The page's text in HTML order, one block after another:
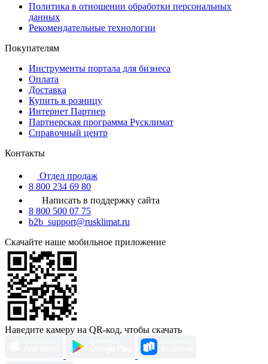
Политика в отношении обработки персональных
данных
Рекомендательные технологии
Покупателям
Инструменты портала для бизнеса
Оплата
Доставка
Купить в розницу
Интернет Партнер
Партнерская программа Русклимат
Справочный центр
Контакты
Отдел продаж
8 800 234 69 80
Написать в поддержку сайта
8 800 500 07 75
b2b_support@rusklimat.ru
Скачайте наше мобильное приложение
Наведите камеру на QR-код, чтобы скачать